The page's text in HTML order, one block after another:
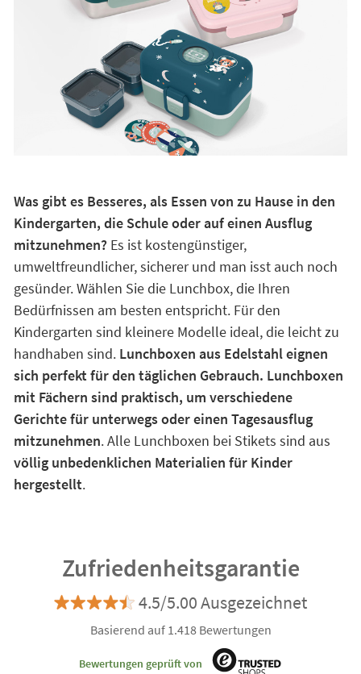
Was gibt es Besseres, als Essen von zu Hause in den
Kindergarten, die Schule oder auf einen Ausflug
mitzunehmen? Es ist kostengünstiger,
umweltfreundlicher, sicherer und man isst auch noch
gesünder. Wählen Sie die Lunchbox, die Ihren
Bedürfnissen am besten entspricht. Für den
Kindergarten sind kleinere Modelle ideal, die leicht zu
handhaben sind.Lunchboxen aus Edelstahl eignen
sich perfekt für den täglichen Gebrauch. Lunchboxen
mit Fächern sind praktisch, um verschiedene
Gerichte für unterwegs oder einen Tagesausflug
mitzunehmen. Alle Lunchboxen bei Stikets sind aus
völlig unbedenklichen Materialien für Kinder
hergestellt.
Zufriedenheitsgarantie
4.5/5.00 Ausgezeichnet
Basierend auf 1.418 Bewertungen
Bewertungen geprüft von